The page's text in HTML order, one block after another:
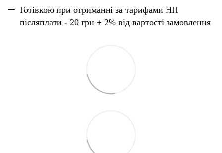
Готівкою при отриманні за тарифами НП
післяплати - 20 грн + 2% від вартості замовлення